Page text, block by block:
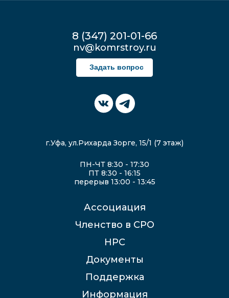
8 (347) 201-01-66
nv@komrstroy.ru
Задать вопрос
г.Уфа, ул.Рихарда Зорге, 15/1 (7 этаж)
ПН-ЧТ 8:30 - 17:30
ПТ 8:30 - 16:15
перерыв 13:00 - 13:45
Ассоциация
Членство в СРО
НРС
Документы
Поддержка
Информация